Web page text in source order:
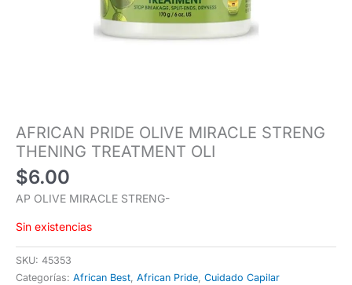
AFRICAN PRIDE OLIVE MIRACLE STRENG
THENING TREATMENT OLI
$6.00
AP OLIVE MIRACLE STRENG-
Sin existencias
SKU: 45353
Categorías: African Best, African Pride, Cuidado Capilar